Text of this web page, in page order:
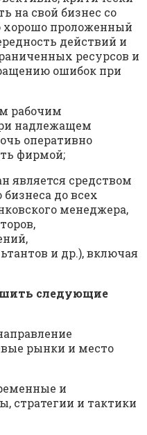
на свой бизнес со
хорошо проложенный
действий и
ресурсов и
ошибок при
рабочим
надлежащем
опе­ративно
фирмой;
является средством
до всех
менеджера,
и др.), включая
следующие
рынки и место
и
стратегии и тактики